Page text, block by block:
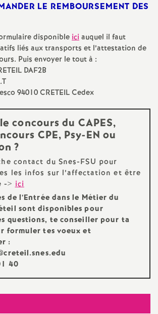
O
r
l
é
a
n
s
T
o
r
s
LE REMBOURSEMENT DES
disponibleiciauquel il faut
liés aux transports et l’attestation de
Puis envoyer le tout à :
DAF2B
94010CRETEILCedex
concours du CAPES,
CPE, Psy-EN ou
?
contact du Snes-FSU pour
les infos sur l’affectation et être
->ici
de l’Entrée dans le Métier du
sont disponibles pour
questions, te conseiller pour ta
formuler tes voeux et
:
40